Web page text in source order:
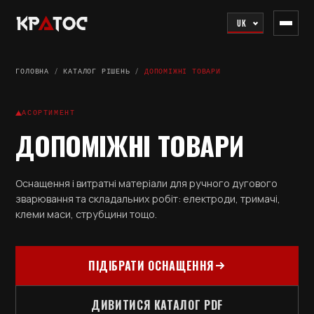
UK
ГОЛОВНА /КАТАЛОГ РІШЕНЬ /ДОПОМІЖНІ ТОВАРИ
АСОРТИМЕНТ
ДОПОМІЖНІ ТОВАРИ
Оснащення і витратні матеріали для ручного дугового
зварювання та складальних робіт: електроди, тримачі,
клеми маси, струбцини тощо.
ПІДІБРАТИ ОСНАЩЕННЯ
ДИВИТИСЯ КАТАЛОГ PDF